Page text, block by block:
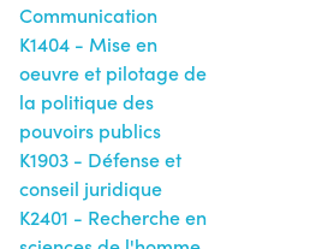
Communication
K1404 - Mise en
oeuvre et pilotage de
la politique des
pouvoirs publics
K1903 - Défense et
conseil juridique
K2401 - Recherche en